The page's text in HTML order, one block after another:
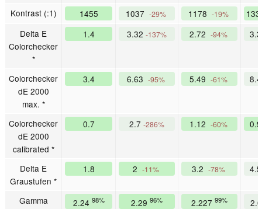
Kontrast (:1) 1455 1037 -29% 1178 -19%
Delta E
Colorchecker
*
1.4 3.32 -137% 2.72 -94%
Colorchecker
dE 2000
max. *
3.4 6.63 -95% 5.49 -61%
Colorchecker
dE 2000
calibrated *
0.7 2.7 -286% 1.12 -60%
Delta E
Graustufen *
1.8 2 -11% 3.2 -78%
Gamma 2.24 98% 2.29 96% 2.227 99%